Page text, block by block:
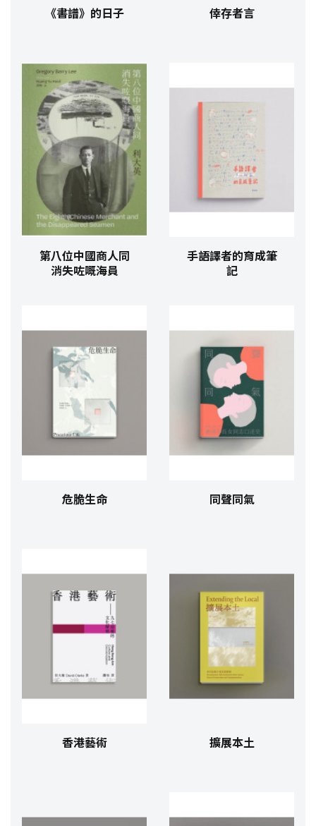
《書譜》的日子 倖存者言
第八位中國商人同
消失咗嘅海員
手語譯者的育成筆
記
危脆生命 同聲同氣
香港藝術 擴展本土